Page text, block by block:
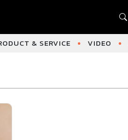
& SERVICE VIDEO